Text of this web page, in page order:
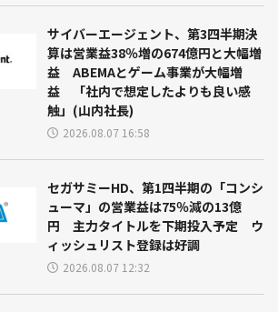
サイバーエージェント、第3四半期決
算は営業益38％増の674億円と大幅増
益 ABEMAとゲーム事業が大幅増
益 「社内で想定したよりも良い感
触」(山内社長)
2026.08.07 16:58
セガサミーHD、第1四半期の「コンシ
ューマ」の営業益は75％減の13億
円 主力タイトルを下期投入予定 ウ
ィッシュリスト登録は好調
2026.08.07 12:32